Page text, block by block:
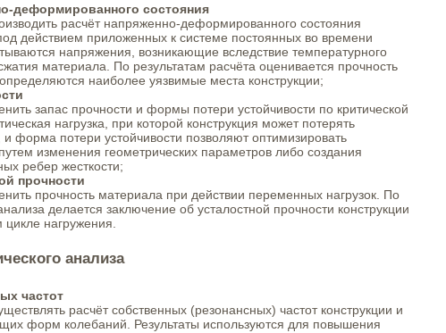
деформированного состояния
расчёт напряженно-деформированного состояния
действием приложенных к системе постоянных во времени
напряжения, возникающие вследствие температурного
материала. По результатам расчёта оценивается прочность
наиболее уязвимые места конструкции;
запас прочности и формы потери устойчивости по критической
нагрузка, при которой конструкция может потерять
и форма потери устойчивости позволяют оптимизировать
изменения геометрических параметров либо создания
ребер жесткости;
прочности
прочность материала при действии переменных нагрузок. По
делается заключение об усталостной прочности конструкции
нагружения.
анализа
частот
расчёт собственных (резонансных) частот конструкции и
форм колебаний. Результаты используются для повышения